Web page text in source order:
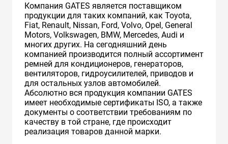
Компания GATES является поставщиком
продукции для таких компаний, как Toyota,
Fiat, Renault, Nissan, Ford, Volvo, Opel, General
Motors, Volkswagen, BMW, Mercedes, Audi и
многих других. На сегодняшний день
компанией производится полный ассортимент
ремней для кондиционеров, генераторов,
вентиляторов, гидроусилителей, приводов и
для остальных узлов автомобилей.
Абсолютно вся продукция компании GATES
имеет необходимые сертификаты ISO, а также
документы о соответствии требованиям по
качеству в той стране, где происходит
реализация товаров данной марки.